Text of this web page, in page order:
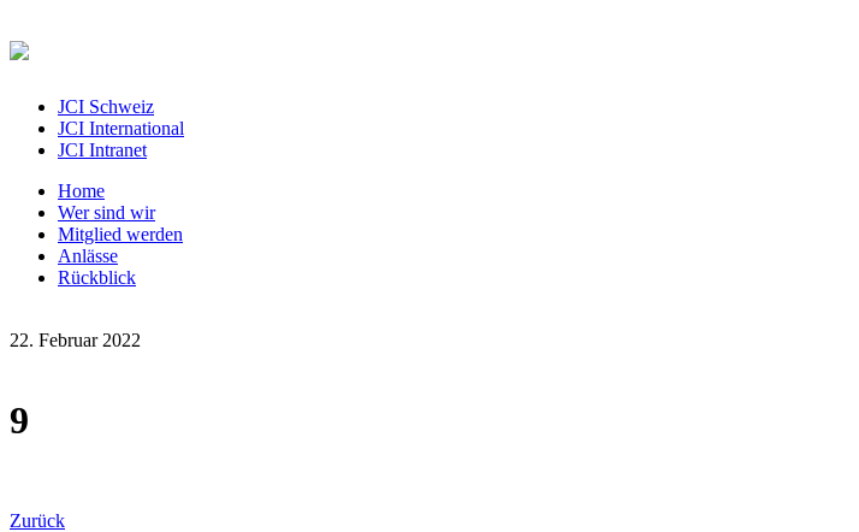
JCI Schweiz
JCI International
JCI Intranet
Home
Wer sind wir
Mitglied werden
Anlässe
Rückblick
22. Februar 2022
9
Zurück